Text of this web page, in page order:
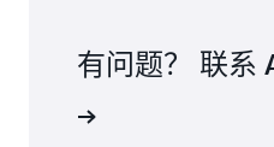
有问题？ 联系